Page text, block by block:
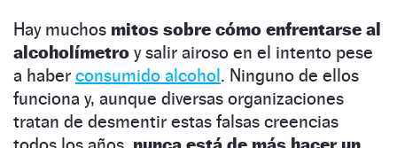
Hay muchos mitos sobre cómo enfrentarse al
alcoholímetro y salir airoso en el intento pese
a haber consumido alcohol. Ninguno de ellos
funciona y, aunque diversas organizaciones
tratan de desmentir estas falsas creencias